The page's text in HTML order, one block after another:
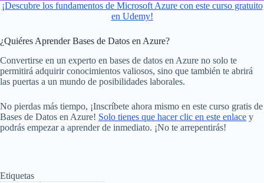
¡Descubre los fundamentos de Microsoft Azure con este curso gratuito
en Udemy!
¿Quiéres Aprender Bases de Datos en Azure?
Convertirse en un experto en bases de datos en Azure no solo te
permitirá adquirir conocimientos valiosos, sino que también te abrirá
las puertas a un mundo de posibilidades laborales.
No pierdas más tiempo, ¡Inscríbete ahora mismo en este curso gratis de
Bases de Datos en Azure! Solo tienes que hacer clic en este enlace y
podrás empezar a aprender de inmediato. ¡No te arrepentirás!
Etiquetas